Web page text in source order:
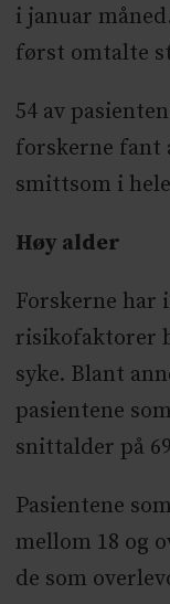
i januar
først omtalte
54 av
forskerne fant
smittsom i
Høy alder
Forskerne har
risikofaktorer
syke. Blant
pasientene
snittalder på
Pasientene
mellom 18 og
de som